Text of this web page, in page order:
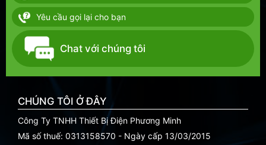
Yêu cầu gọi lại cho bạn
Chat với chúng tôi
CHÚNG TÔI Ở ĐÂY
Công Ty TNHH Thiết Bị Điện Phương Minh
Mã số thuế: 0313158570 - Ngày cấp 13/03/2015